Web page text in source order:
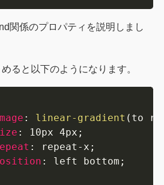
関係のプロパティを説明しまし
ると以下のようになります。
: linear-gradient ( to
: 10px 4px ;
: repeat-x ;
: left bottom ;